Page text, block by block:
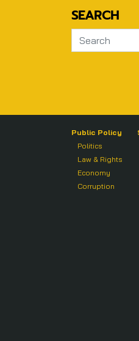
SEARCH
Public Policy
Politics
Law & Rights
Economy
Corruption